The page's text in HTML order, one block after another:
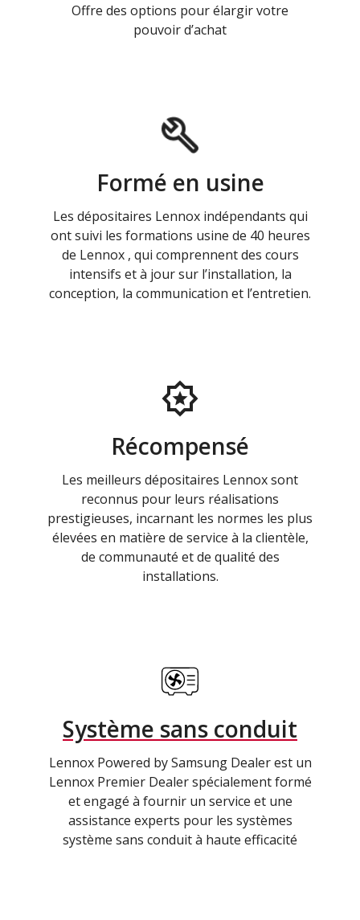
Offre des options pour élargir votre
pouvoir d’achat
Formé en usine
Les dépositaires Lennox indépendants qui
ont suivi les formations usine de 40 heures
de Lennox , qui comprennent des cours
intensifs et à jour sur l’installation, la
conception, la communication et l’entretien.
Récompensé
Les meilleurs dépositaires Lennox sont
reconnus pour leurs réalisations
prestigieuses, incarnant les normes les plus
élevées en matière de service à la clientèle,
de communauté et de qualité des
installations.
Système sans conduit
Lennox Powered by Samsung Dealer est un
Lennox Premier Dealer spécialement formé
et engagé à fournir un service et une
assistance experts pour les systèmes
système sans conduit à haute efficacité